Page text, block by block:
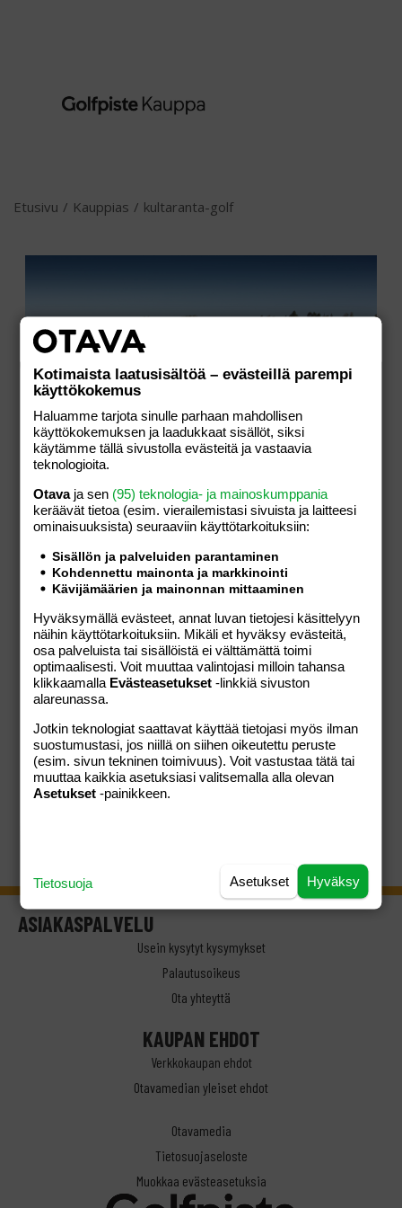
Etusivu / Kauppias / kultaranta-golf
Kultaranta Golf
Särkänsalmentie 178, Naantali, Varsinais-Suomi,
Suomi
myynnissä verkkokaupassamme.
Otavamedia
Tietosuojaseloste
Muokkaa evästeasetuksia
KAUPAN EHDOT
Verkkokaupan ehdot
Otavamedian yleiset ehdot
ASIAKASPALVELU
Usein kysytyt kysymykset
Palautusoikeus
Ota yhteyttä
Kotimaista laatusisältöä – evästeillä parempi
käyttökokemus
Haluamme tarjota sinulle parhaan mahdollisen
käyttökokemuksen ja laadukkaat sisällöt, siksi
käytämme tällä sivustolla evästeitä ja vastaavia
teknologioita.
Otava ja sen (95) teknologia- ja mainoskumppania
keräävät tietoa (esim. vierailemis­tasi sivuista ja laitteesi
ominaisuuk­sista) seuraaviin käyttötarkoituksiin:
Sisällön ja palveluiden parantaminen
Kohdennettu mainonta ja markkinointi
Kävijämäärien ja mainonnan mittaaminen
Hyväksymällä evästeet, annat luvan tietojesi käsittelyyn
näihin käyttötarkoituksiin. Mikäli et hyväksy evästeitä,
osa palveluista tai sisällöistä ei välttämättä toimi
optimaalisesti. Voit muuttaa valintojasi milloin tahansa
klikkaamalla Evästeasetukset -linkkiä sivuston
alareunassa.
Jotkin teknologiat saattavat käyttää tietojasi myös ilman
suostumustasi, jos niillä on siihen oikeutettu peruste
(esim. sivun tekninen toimivuus). Voit vastustaa tätä tai
muuttaa kaikkia asetuksiasi valitsemalla alla olevan
Asetukset -painikkeen.
Hyväksy
Asetukset
Tietosuoja